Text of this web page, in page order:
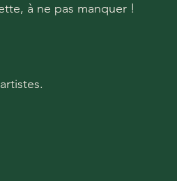
à ne pas manquer !